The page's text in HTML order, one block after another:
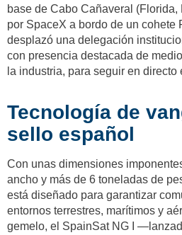
base de Cabo Cañaveral
por SpaceX a bordo de un cohete
desplazó una delegación
con presencia destacada de
la industria, para seguir en
Tecnología de
sello español
Con unas dimensiones
ancho y más de 6 toneladas de
está diseñado para garantizar
entornos terrestres, marítimos y
gemelo, el SpainSat NG I